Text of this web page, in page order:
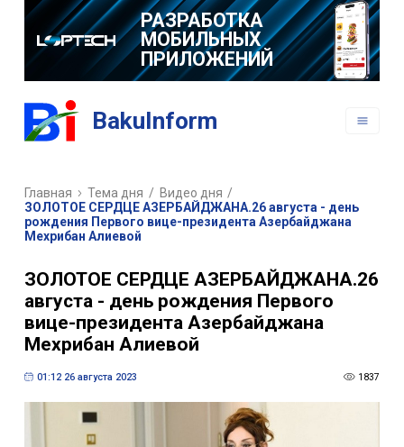
РАЗРАБОТКА
МОБИЛЬНЫХ
ПРИЛОЖЕНИЙ
BakuInform
Главная Тема дня / Видео дня /
ЗОЛОТОЕ СЕРДЦЕ АЗЕРБАЙДЖАНА.26 августа - день
рождения Первого вице-президента Азербайджана
Мехрибан Алиевой
ЗОЛОТОЕ СЕРДЦЕ АЗЕРБАЙДЖАНА.26
августа - день рождения Первого
вице-президента Азербайджана
Мехрибан Алиевой
01:12 26 августа 2023 1837